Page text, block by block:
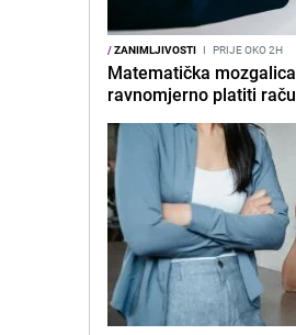
/ZANIMLJIVOSTI I PRIJE OKO 2H
Matematička
ravnomjerno platiti